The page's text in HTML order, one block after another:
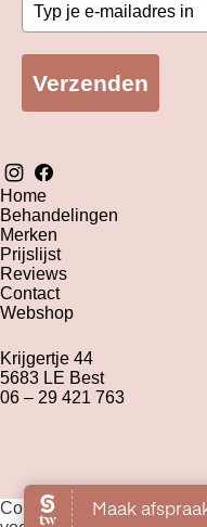
Verzenden
Home
Behandelingen
Merken
Prijslijst
Reviews
Contact
Webshop
Krijgertje 44
5683 LE Best
06 – 29 421 763
Copyright 2026 The